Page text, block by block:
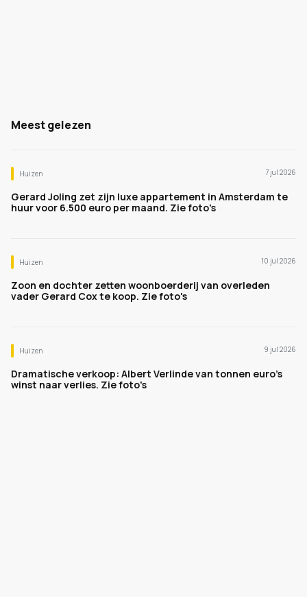
Meest gelezen
Huizen 7 jul 2026
Gerard Joling zet zijn luxe appartement in Amsterdam te
huur voor 6.500 euro per maand. Zie foto's
Huizen 10 jul 2026
Zoon en dochter zetten woonboerderij van overleden
vader Gerard Cox te koop. Zie foto's
Huizen 9 jul 2026
Dramatische verkoop: Albert Verlinde van tonnen euro's
winst naar verlies. Zie foto's